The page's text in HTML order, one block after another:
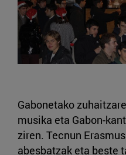
Gabonetako
musika eta Gabon-
ziren. Tecnun
abesbatzak eta beste